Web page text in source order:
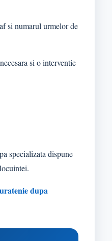
si numarul urmelor de
si o interventie
specializata dispune
dupa